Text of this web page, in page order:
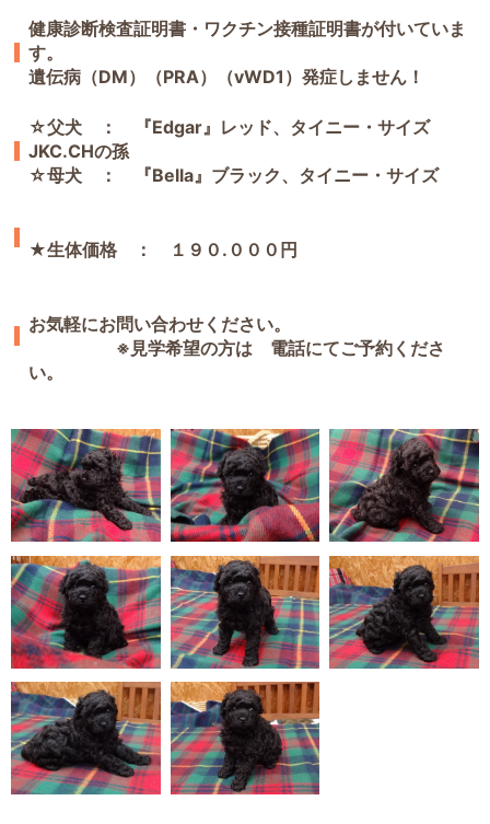
健康診断検査証明書・ワクチン接種証明書が付いていま
す。
遺伝病（DM）（PRA）（vWD1）発症しません！
☆父犬 ： 『Edgar』レッド、タイニー・サイズ
JKC.CHの孫
☆母犬 ： 『Bella』ブラック、タイニー・サイズ
★生体価格 ： １９０.０００円
お気軽にお問い合わせください。
※見学希望の方は 電話にてご予約くださ
い。